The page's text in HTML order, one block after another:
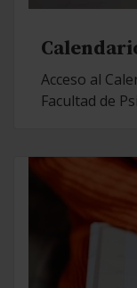
Acceso al
Facultad de